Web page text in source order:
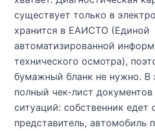
существует только в
хранится в ЕАИСТО (Единой
автоматизированной
технического осмотра),
бумажный бланк не нужно. В
полный чек-лист
ситуаций: собственник едет
представитель, автомобиль